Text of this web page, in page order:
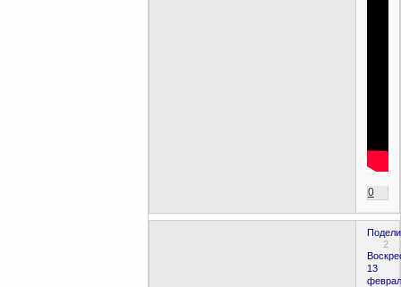
0
2
13